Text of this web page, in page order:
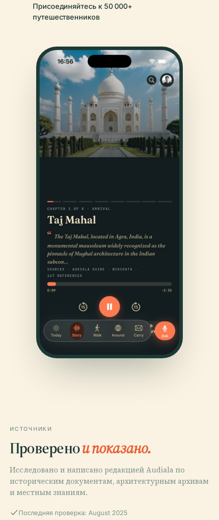
Присоединяйтесь к 50 000+
путешественников
ИСТОЧНИКИ
Проверенои показано.
Исследовано и написано редакцией Audiala по
историческим документам, архитектурным архивам
и местным знаниям.
Последняя проверка: August 2025